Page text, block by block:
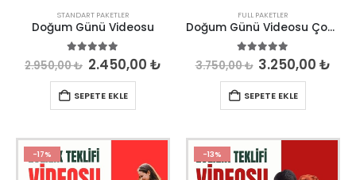
STANDART PAKETLER
Doğum Günü Videosu
5.00out of 5
2.950,00₺ 2.450,00 ₺
SEPETE EKLE
FULL PAKETLER
Doğum Günü Videosu Çook Özel
5.00out of 5
3.750,00₺ 3.250,00₺
SEPETE EKLE
-17% -13%